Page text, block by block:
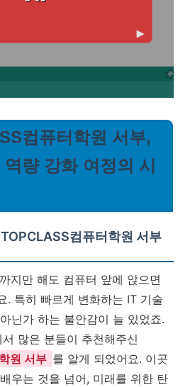
컴퓨터학원 서부,
량 강화 여정의 시
컴퓨터학원 서부
지만 해도 컴퓨터 앞에 앉으면
. 특히 빠르게 변화하는 IT 기술
닌가 하는 불안감이 늘 있었죠.
많은 분들이 추천해주신
원 서부 를 알게 되었어요. 이곳
우는 것을 넘어, 미래를 위한 탄